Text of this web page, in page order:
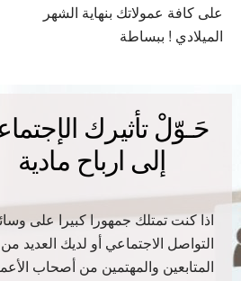
كافة عمولاتك بنهاية الشهر
! ببساطة
حَـوّلْ تأثيرك الإجتماعي
إلى ارباح مادية
اذا كنت تمتلك جمهورا كبيرا على وسائل
التواصل الاجتماعي أو لديك العديد من
المتابعين والمهتمين من أصحاب الأعمال